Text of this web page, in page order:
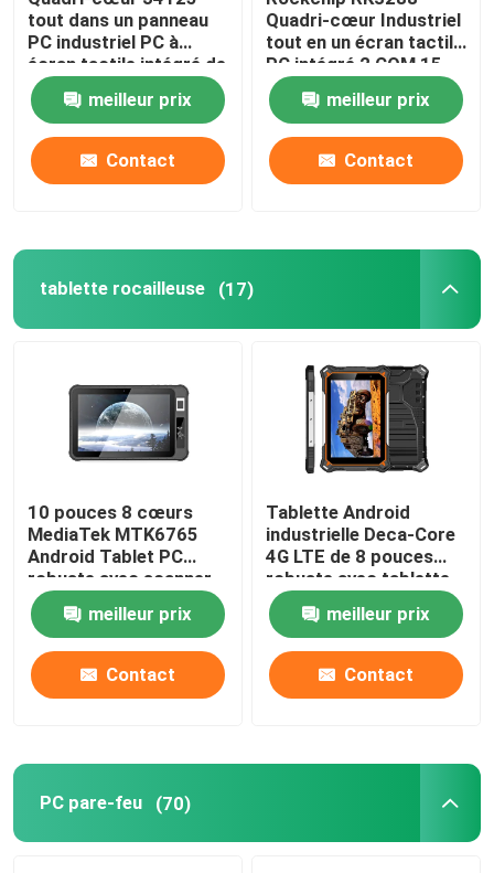
Carte mère nano
Carte mère pare-feu
Carte mère PC minière
tout dans un panneau
PC industriel PC à
écran tactile intégré de
15 pouces
meilleur prix
Contact
Quadri-cœur Industriel
tout en un écran tactile
PC intégré 2 COM 15
pouces
meilleur prix
Contact
tablette rocailleuse (17)
10 pouces 8 cœurs
MediaTek MTK6765
Android Tablet PC
robuste avec scanner
d'empreintes digitales
NFC
meilleur prix
Contact
Tablette Android
industrielle Deca-Core
4G LTE de 8 pouces
robuste avec tablette
étanche IP68 de 10000
mAh
meilleur prix
Contact
PC pare-feu (70)